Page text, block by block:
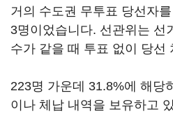
거의 수도권 무투표 당선자
3명이었습니다. 선관위는 선
수가 같을 때 투표 없이 당선
223명 가운데 31.8%에 해당
이나 체납 내역을 보유하고